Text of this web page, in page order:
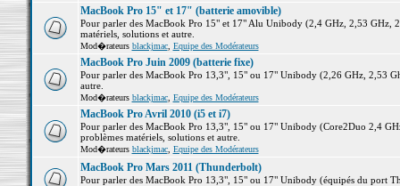
MacBook Pro 15" et 17" (batterie amovible)
Pour parler des MacBook Pro 15" et 17" Alu Unibody (2,4 GHz, 2,53 GHz,
matériels, solutions et autre.
Mod�rateurs blackjmac, Equipe des Modérateurs
MacBook Pro Juin 2009 (batterie fixe)
Pour parler des MacBook Pro 13,3", 15" ou 17" Unibody (2,26 GHz, 2,53
autre.
Mod�rateurs blackjmac, Equipe des Modérateurs
MacBook Pro Avril 2010 (i5 et i7)
Pour parler des MacBook Pro 13,3", 15" ou 17" Unibody (Core2Duo 2,4
problèmes matériels, solutions et autre.
Mod�rateurs blackjmac, Equipe des Modérateurs
MacBook Pro Mars 2011 (Thunderbolt)
Pour parler des MacBook Pro 13,3", 15" ou 17" Unibody (équipés du port